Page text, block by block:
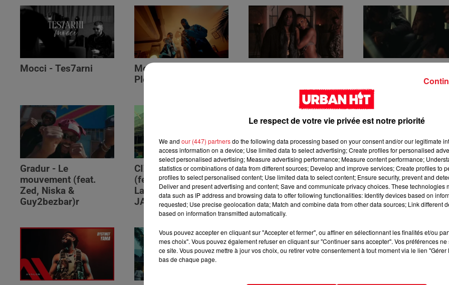
Mocci - Tes7arni
Monsieur Nov‬ -
Please (feat. RSKO)
interlude Yorssy
Gradur - Le
mouvement (feat.
Zed, Niska &
Guy2bezbar)r
CIZA - Isaka II (6am)
(feat. Tems, Omah
Lay, Thukuthela &
JAZZWRLD)
Siaka & Dr. Yaro - Les
Limites
Kore & Zamdane -
Dalí
Le respect de votre vie privée est notre priorité
We and our (447) partnersdo the following data processing based on your consent and/or our legitimate
access information on a device; Use limited data to select advertising; Create profiles for personalised
select personalised advertising; Measure advertising performance; Measure content performance;
statistics or combinations of data from different sources; Develop and improve services; Create profiles to
profiles to select personalised content; Use limited data to select content; Ensure security, prevent and
Deliver and present advertising and content; Save and communicate privacy choices. These technologies
data such as IP address and browsing data to offer following functionalities: Identify devices based on
requested; Use precise geolocation data; Match and combine data from other data sources; Link different
based on information transmitted automatically.
Vous pouvez accepter en cliquant sur "Accepter et fermer", ou affiner en sélectionnant les finalités et/ou
mes choix". Vous pouvez également refuser en cliquant sur "Continuer sans accepter". Vos préférences
ce site. Vous pouvez mettre à jour vos choix, ou retirer votre consentement à tout moment via le lien
bas de chaque page.